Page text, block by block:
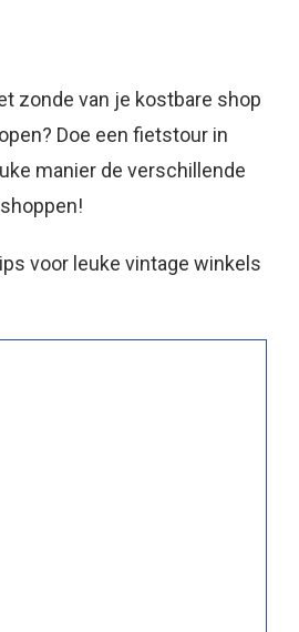
zonde van je kostbare shop
Doe een fietstour in
manier de verschillende
voor leuke vintage winkels